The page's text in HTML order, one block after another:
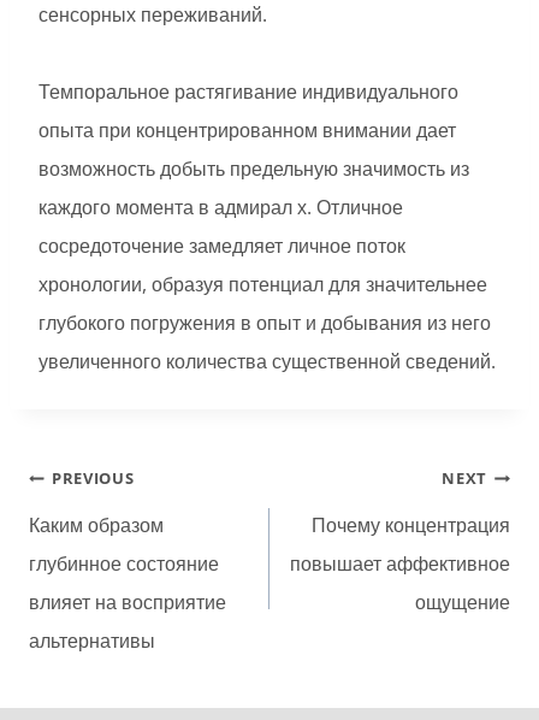
сенсорных переживаний.
Темпоральное растягивание индивидуального
опыта при концентрированном внимании дает
возможность добыть предельную значимость из
каждого момента в адмирал х. Отличное
сосредоточение замедляет личное поток
хронологии, образуя потенциал для значительнее
глубокого погружения в опыт и добывания из него
увеличенного количества существенной сведений.
Post
navigation
PREVIOUS
Каким образом
глубинное состояние
влияет на восприятие
альтернативы
NEXT
Почему концентрация
повышает аффективное
ощущение